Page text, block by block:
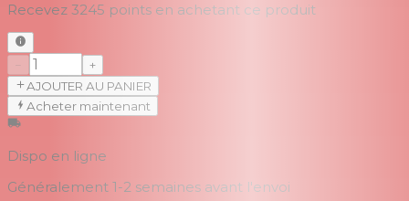
Recevez 3245 points en achetant ce produit
+
AJOUTER AU PANIER
Acheter maintenant
Dispo en ligne
Généralement 1-2 semaines avant l'envoi